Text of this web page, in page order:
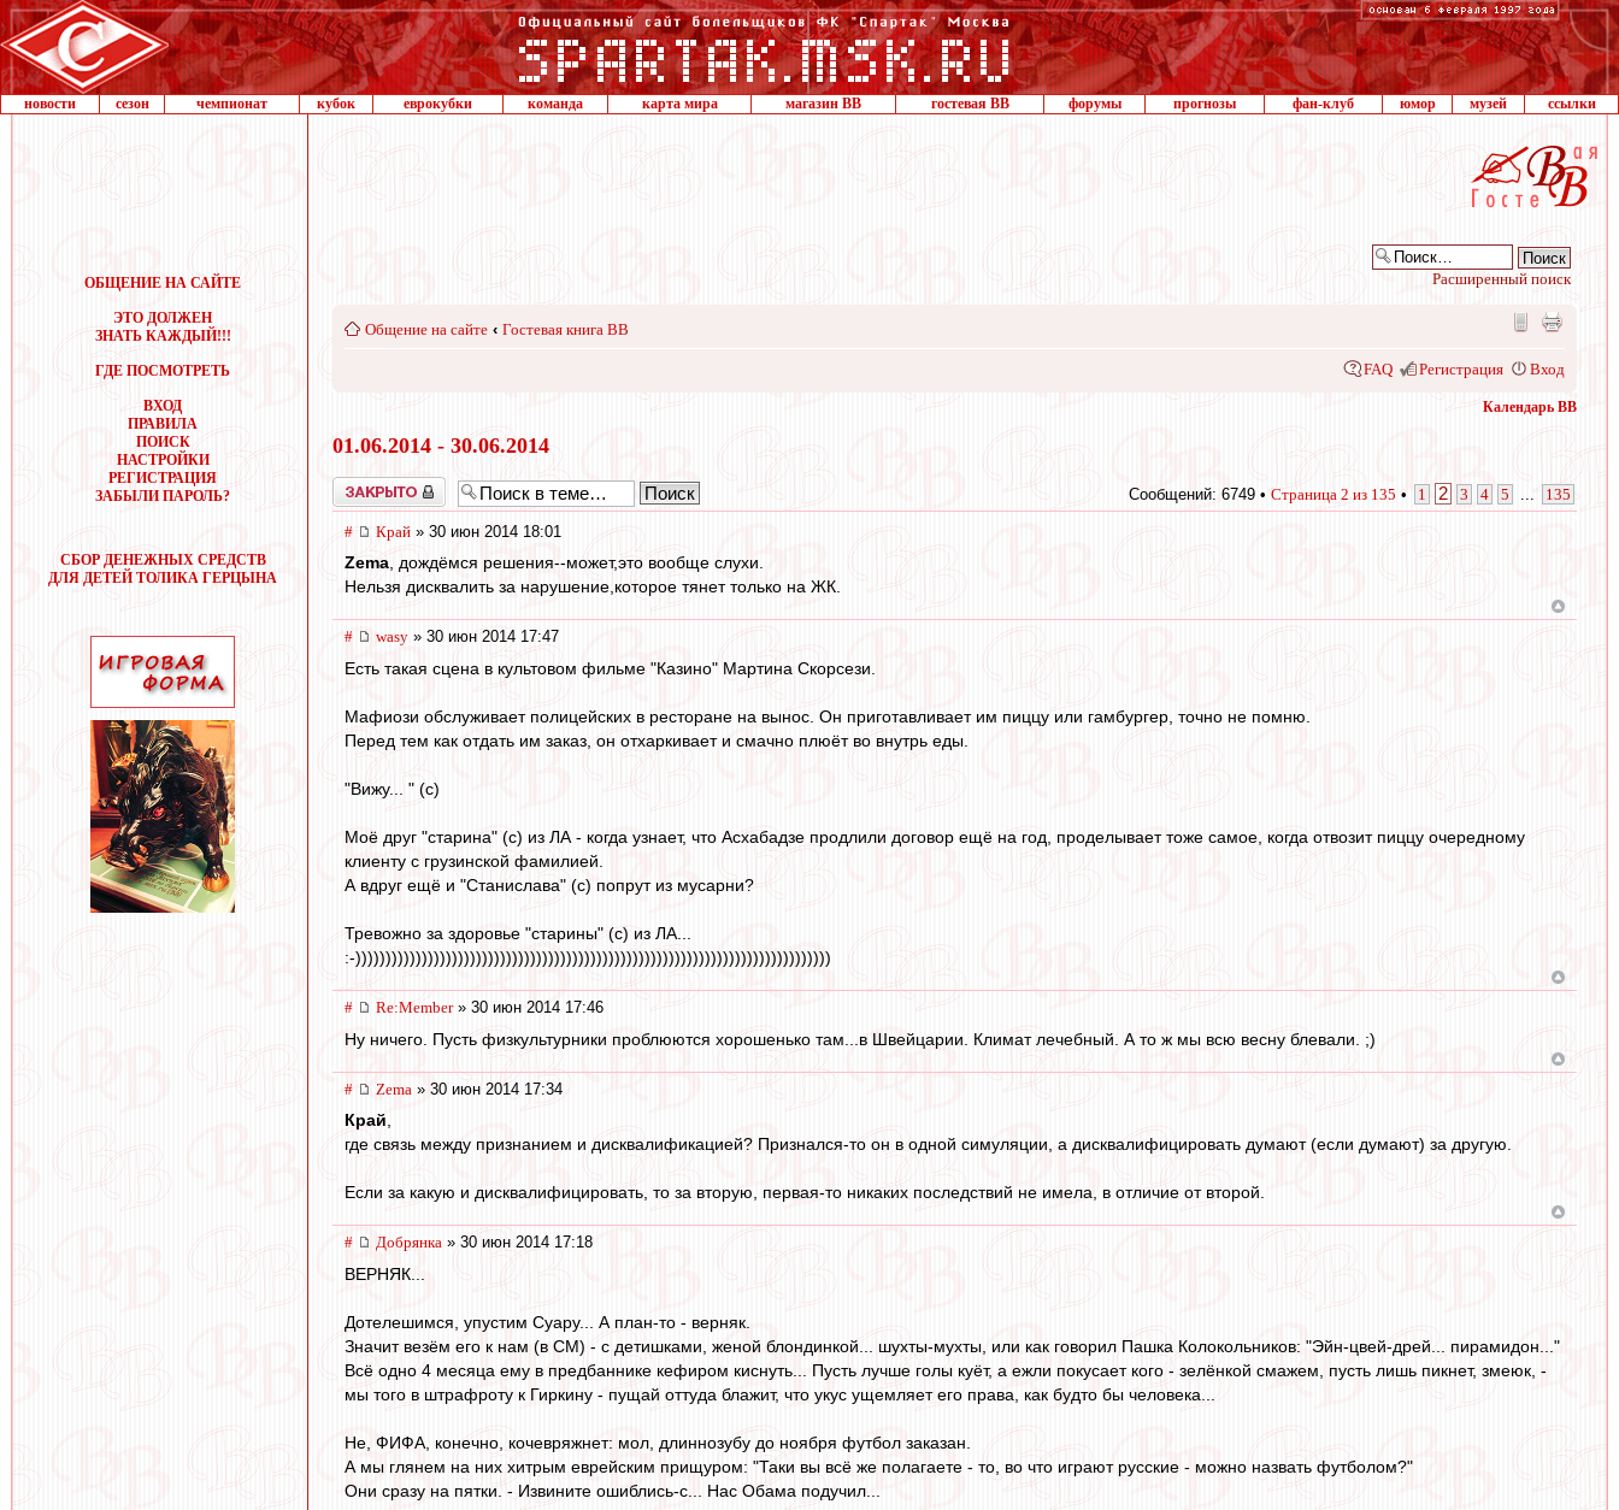
новости сезон чемпионат кубок еврокубки команда карта мира магазин ВВ гостевая ВВ форумы прогнозы фан-клуб юмор музей ссылки
ОБЩЕНИЕ НА САЙТЕ
ЭТО ДОЛЖЕН
ЗНАТЬ КАЖДЫЙ!!!
ГДЕ ПОСМОТРЕТЬ
ВХОД
ПРАВИЛА
ПОИСК
НАСТРОЙКИ
РЕГИСТРАЦИЯ
ЗАБЫЛИ ПАРОЛЬ?
СБОР ДЕНЕЖНЫХ СРЕДСТВ
ДЛЯ ДЕТЕЙ ТОЛИКА ГЕРЦЫНА
Расширенный поиск
Общение на сайте ‹ Гостевая книга ВВ
FAQ Регистрация Вход
Календарь ВВ
01.06.2014 - 30.06.2014
Закрыто Сообщений: 6749 • Страница 2 из 135 • 1 2 3 4 5 135
# Край » 30 июн 2014 18:01
Zema, дождёмся решения--может,это вообще слухи.
Нельзя дисквалить за нарушение,которое тянет только на ЖК.
# wasy » 30 июн 2014 17:47
Есть такая сцена в культовом фильме "Казино" Мартина Скорсези.
Мафиози обслуживает полицейских в ресторане на вынос. Он приготавливает им пиццу или гамбургер, точно не помню.
Перед тем как отдать им заказ, он отхаркивает и смачно плюёт во внутрь еды.
"Вижу... " (с)
Моё друг "старина" (с) из ЛА - когда узнает, что Асхабадзе продлили договор ещё на год, проделывает тоже самое, когда отвозит пиццу очередному
клиенту с грузинской фамилией.
А вдруг ещё и "Станислава" (с) попрут из мусарни?
Тревожно за здоровье "старины" (с) из ЛА...
:-)))))))))))))))))))))))))))))))))))))))))))))))))))))))))))))))))))))))))))))))
# Re:Member» 30 июн 2014 17:46
Ну ничего. Пусть физкультурники проблюются хорошенько там...в Швейцарии. Климат лечебный. А то ж мы всю весну блевали. ;)
# Zema » 30 июн 2014 17:34
Край,
где связь между признанием и дисквалификацией? Признался-то он в одной симуляции, а дисквалифицировать думают (если думают) за другую.
Если за какую и дисквалифицировать, то за вторую, первая-то никаких последствий не имела, в отличие от второй.
# Добрянка » 30 июн 2014 17:18
ВЕРНЯК...
Дотелешимся, упустим Суару... А план-то - верняк.
Значит везём его к нам (в СМ) - с детишками, женой блондинкой... шухты-мухты, или как говорил Пашка Колокольников: "Эйн-цвей-дрей... пирамидон..."
Всё одно 4 месяца ему в предбаннике кефиром киснуть... Пусть лучше голы куёт, а ежли покусает кого - зелёнкой смажем, пусть лишь пикнет, змеюк, -
мы того в штрафроту к Гиркину - пущай оттуда блажит, что укус ущемляет его права, как будто бы человека...
Не, ФИФА, конечно, кочевряжнет: мол, длиннозубу до ноября футбол заказан.
А мы глянем на них хитрым еврейским прищуром: "Таки вы всё же полагаете - то, во что играют русские - можно назвать футболом?"
Они сразу на пятки. - Извините ошиблись-с... Нас Обама подучил...